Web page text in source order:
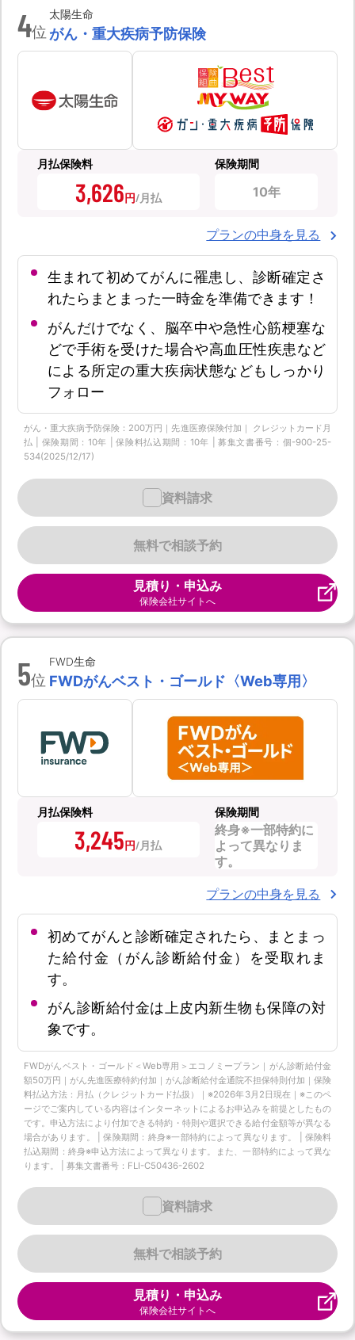
4位
太陽生命
がん・重大疾病予防保険
月払保険料
3,626円
保険期間
10年
プランの中身を見る
生まれて初めてがんに罹患し、診断確定さ
れたらまとまった一時金を準備できます！
がんだけでなく、脳卒中や急性心筋梗塞な
どで手術を受けた場合や高血圧性疾患など
による所定の重大疾病状態などもしっかり
フォロー
がん・重大疾病予防保険：200万円｜先進医療保険付加｜ クレジットカード月
払 | 保険期間：10年 | 保険料払込期間：10年 | 募集文書番号：個-900-25-
534(2025/12/17)
無料で相談予約
資料請求
見積り・申込み
保険会社サイトへ
5位
FWD生命
FWDがんベスト・ゴールド〈Web専用〉
月払保険料
3,245円
保険期間
終身※一部特約に
よって異なりま
す。
プランの中身を見る
初めてがんと診断確定されたら、まとまっ
た給付金（がん診断給付金）を受取れま
す。
がん診断給付金は上皮内新生物も保障の対
象です。
FWDがんベスト・ゴールド＜Web専用＞エコノミープラン｜がん診断給付金
額50万円｜がん先進医療特約付加｜がん診断給付金通院不担保特則付加｜保険
料払込方法：月払（クレジットカード払扱）｜※2026年3月2日現在｜※このペ
ージでご案内している内容はインターネットによるお申込みを前提としたもの
です。申込方法により付加できる特約・特則や選択できる給付金額等が異なる
場合があります。 | 保険期間：終身※一部特約によって異なります。 | 保険料
払込期間：終身※申込方法によって異なります。また、一部特約によって異な
ります。 | 募集文書番号：FLI-C50436-2602
無料で相談予約
資料請求
見積り・申込み
保険会社サイトへ